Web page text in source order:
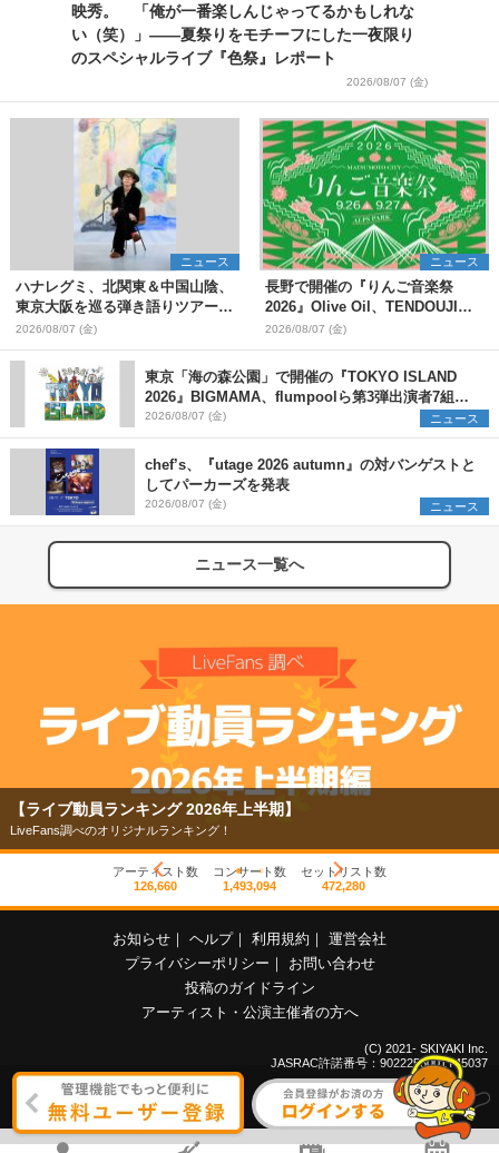
映秀。 「俺が一番楽しんじゃってるかもしれな
い（笑）」――夏祭りをモチーフにした一夜限り
のスペシャルライブ『色祭』レポート
2026/08/07 (金)
ニュース
ハナレグミ、北関東＆中国山陰、
東京大阪を巡る弾き語りツアー10
月より開催決定
2026/08/07 (金)
ニュース
長野で開催の『りんご音楽祭
2026』Olive Oil、TENDOUJIら
第11弾出演アーティスト（16組）
を発表
2026/08/07 (金)
東京「海の森公園」で開催の『TOKYO ISLAND
2026』BIGMAMA、flumpoolら第3弾出演者7組を
発表 ワークショップ・アート出展者を募集
2026/08/07 (金) ニュース
chef’s、『utage 2026 autumn』の対バンゲストと
してパーカーズを発表
2026/08/07 (金) ニュース
ニュース一覧へ
【ライブ動員ランキング 2026年上半期】
LiveFans調べのオリジナルランキング！
アーティスト数
126,660
コンサート数
1,493,094
セットリスト数
472,280
お知らせ ｜ ヘルプ｜ 利用規約 ｜ 運営会社
プライバシーポリシー ｜
お問い合わせ
投稿のガイドライン
アーティスト・公演主催者の方へ
(C) 2021- SKIYAKI Inc.
JASRAC許諾番号：9022255001Y45037